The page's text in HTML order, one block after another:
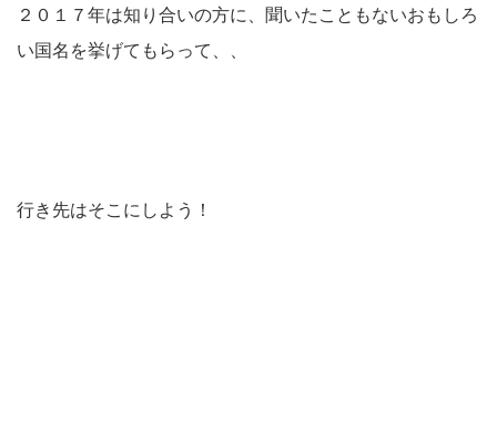
２０１７年は知り合いの方に、聞いたこともないおもしろ
い国名を挙げてもらって、、
行き先はそこにしよう！